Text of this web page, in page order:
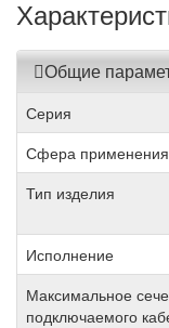
Общие
Серия
Сфера применения
Тип изделия
Исполнение
Максимальное
подключаемого